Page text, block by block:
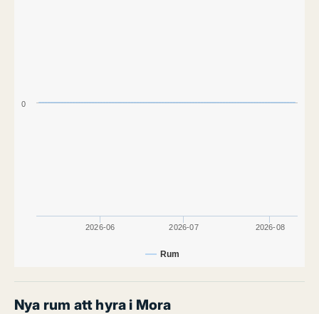
Rum
2026-06 2026-07 2026-08
0
Nya rum att hyra i Mora